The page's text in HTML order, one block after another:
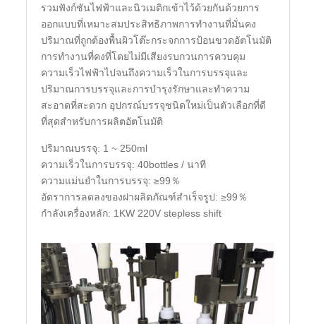
รวมฟังก์ชันไฟฟ้าและนิวเมติกเข้าไว้ด้วยกันด้วยการ
ออกแบบที่เหมาะสมประสิทธิภาพการทำงานที่มั่นคง
ปริมาณที่ถูกต้องพื้นผิวโต๊ะกระจกการป้อนขวดอัตโนมัติ
การทำงานที่คงที่โดยไม่มีเสียงรบกวนการควบคุม
ความเร็วไฟฟ้าไปจนถึงความเร็วในการบรรจุและ
ปริมาณการบรรจุและการบำรุงรักษาและทำความ
สะอาดที่สะดวก อุปกรณ์บรรจุชนิดใหม่เป็นตัวเลือกที่ดี
ที่สุดสำหรับการผลิตอัตโนมัติ
ปริมาณบรรจุ: 1 ~ 250ml
ความเร็วในการบรรจุ: 40bottles / นาที
ความแม่นยำในการบรรจุ: ≥99％
อัตราการลดลงของฝาผลิตภัณฑ์สำเร็จรูป: ≥99％
กำลังเครื่องหลัก: 1KW 220V stepless shift